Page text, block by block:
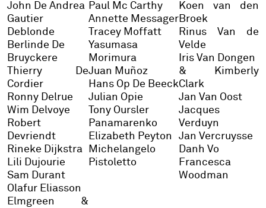
John De Andrea
Gautier
Deblonde
Berlinde De
Bruyckere
Thierry De
Cordier
Ronny Delrue
Wim Delvoye
Robert
Devriendt
Rineke Dijkstra
Lili Dujourie
Sam Durant
Olafur Eliasson
Elmgreen &
Paul Mc Carthy
Annette Messager
Tracey Moffatt
Yasumasa
Morimura
Juan Muñoz
Hans Op De Beeck
Julian Opie
Tony Oursler
Panamarenko
Elizabeth Peyton
Michelangelo
Pistoletto
Koen van den
Broek
Rinus Van de
Velde
Iris Van Dongen
& Kimberly
Clark
Jan Van Oost
Jacques
Verduyn
Jan Vercruysse
Danh Vo
Francesca
Woodman